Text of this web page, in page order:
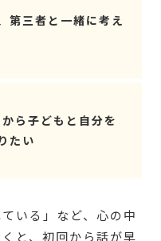
第三者と一緒に考え
ら子どもと自分を
たい
いる」など、心の中
と、初回から話が早